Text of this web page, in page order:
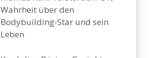
Wahrheit über den
Bodybuilding-Star und sein
Leben